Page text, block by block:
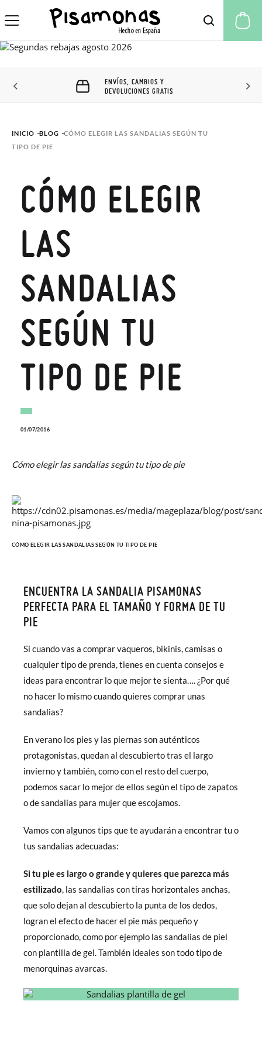
ENVÍOS, CAMBIOS Y
DEVOLUCIONES GRATIS
INICIO BLOG
CÓMO ELEGIR LAS SANDALIAS SEGÚN TU
TIPO DE PIE
CÓMO ELEGIR
LAS
SANDALIAS
SEGÚN TU
TIPO DE PIE
01/07/2016
Cómo elegir las sandalias según tu tipo de pie
CÓMO ELEGIR LAS SANDALIAS SEGÚN TU TIPO DE PIE
ENCUENTRA LA SANDALIA PISAMONAS
PERFECTA PARA EL TAMAÑO Y FORMA DE TU
PIE
Si cuando vas a comprar vaqueros, bikinis, camisas o
cualquier tipo de prenda, tienes en cuenta consejos e
ideas para encontrar lo que mejor te sienta…. ¿Por qué
no hacer lo mismo cuando quieres comprar unas
sandalias?
En verano los pies y las piernas son auténticos
protagonistas, quedan al descubierto tras el largo
invierno y también, como con el resto del cuerpo,
podemos sacar lo mejor de ellos según el tipo de zapatos
o de sandalias para mujer que escojamos.
Vamos con algunos tips que te ayudarán a encontrar tu o
tus sandalias adecuadas:
Si tu pie es largo o grande y quieres que parezca más
estilizado, las sandalias con tiras horizontales anchas,
que solo dejan al descubierto la punta de los dedos,
logran el efecto de hacer el pie más pequeño y
proporcionado, como por ejemplo las sandalias de piel
con plantilla de gel. También ideales son todo tipo de
menorquinas avarcas.